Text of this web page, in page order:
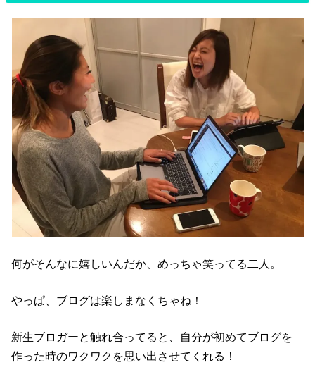
何がそんなに嬉しいんだか、めっちゃ笑ってる二人。
やっぱ、ブログは楽しまなくちゃね！
新生ブロガーと触れ合ってると、自分が初めてブログを
作った時のワクワクを思い出させてくれる！